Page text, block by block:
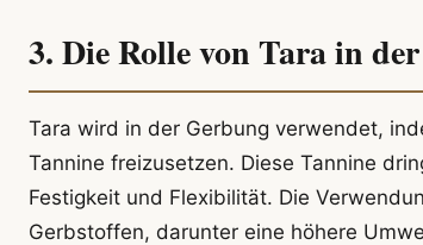
3. Die Rolle von Tara in
Tara wird in der Gerbung verwendet,
Tannine freizusetzen. Diese Tannine
Festigkeit und Flexibilität. Die
Gerbstoffen, darunter eine höhere